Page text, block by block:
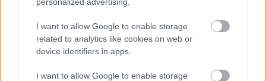
I want to allow Google to enable storage
related to analytics like cookies on web or
device identifiers in apps.
I want to allow Google to enable storage
Szólj hozzá!
A hozzászóláshoz be kell lépned!